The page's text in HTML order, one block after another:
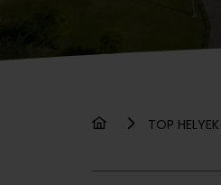
TOP HELYEK